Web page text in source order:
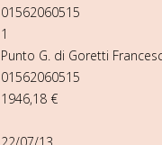
01562060515
1
Punto G. di Goretti
01562060515
1946,18 €
22/07/13